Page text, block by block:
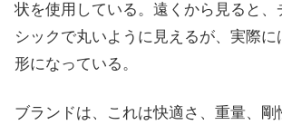
状を使用している。遠くから見ると、
シックで丸いように見えるが、実際に
形になっている。
ブランドは、これは快適さ、重量、剛